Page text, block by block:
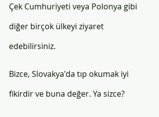
Çek Cumhuriyeti veya Polonya gibi
diğer birçok ülkeyi ziyaret
edebilirsiniz.
Bizce, Slovakya'da tıp okumak iyi
fikirdir ve buna değer. Ya sizce?